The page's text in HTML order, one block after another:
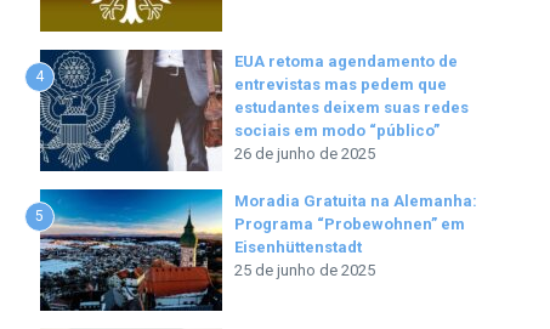
4
EUA retoma agendamento de
entrevistas mas pedem que
estudantes deixem suas redes
sociais em modo “público”
26 de junho de 2025
5
Moradia Gratuita na Alemanha:
Programa “Probewohnen” em
Eisenhüttenstadt
25 de junho de 2025